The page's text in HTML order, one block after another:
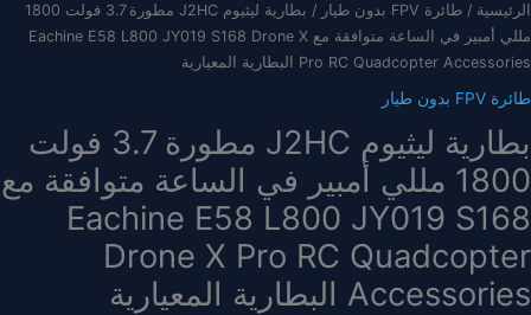
الرئيسية / طائرة FPV بدون طيار
/ بطارية ليثيوم J2HC مطورة 3.7 فولت 1800
مللي أمبير في الساعة متوافقة مع Eachine E58 L800 JY019 S168 Drone X
Pro RC Quadcopter Accessories البطارية المعيارية
طائرة FPV بدون طيار
بطارية ليثيوم J2HC مطورة 3.7 فولت
1800 مللي أمبير في الساعة متوافقة مع
Eachine E58 L800 JY019 S168
Drone X Pro RC Quadcopter
Accessories البطارية المعيارية